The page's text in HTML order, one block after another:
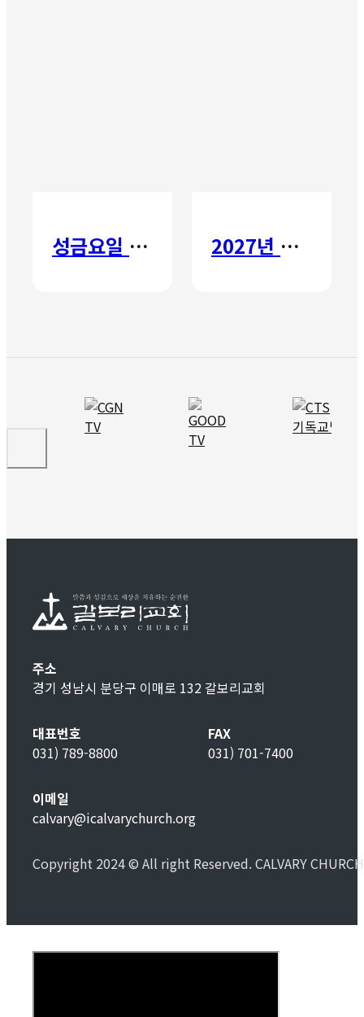
성금요일 칸타타 2027년 갈보리 어학원 유치부 신입생 모집
주소
경기 성남시 분당구 이매로 132 갈보리교회
대표번호
031) 789-8800
FAX
031) 701-7400
이메일
calvary@icalvarychurch.org
Copyright 2024 © All right Reserved. CALVARY CHURCH